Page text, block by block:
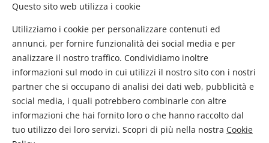
indimenticabile."
DOWNLOAD SIGLA FLYINGTOUR.MP3
Flyingtour - Viaggi e Vacanze di Pistilli Barbara P. IVA
02290840608
Questo sito web utilizza i cookie
Utilizziamo i cookie per personalizzare contenuti ed
annunci, per fornire funzionalità dei social media e per
analizzare il nostro traffico. Condividiamo inoltre
informazioni sul modo in cui utilizzi il nostro sito con i nostri
partner che si occupano di analisi dei dati web, pubblicità e
social media, i quali potrebbero combinarle con altre
informazioni che hai fornito loro o che hanno raccolto dal
tuo utilizzo dei loro servizi. Scopri di più nella nostra Cookie